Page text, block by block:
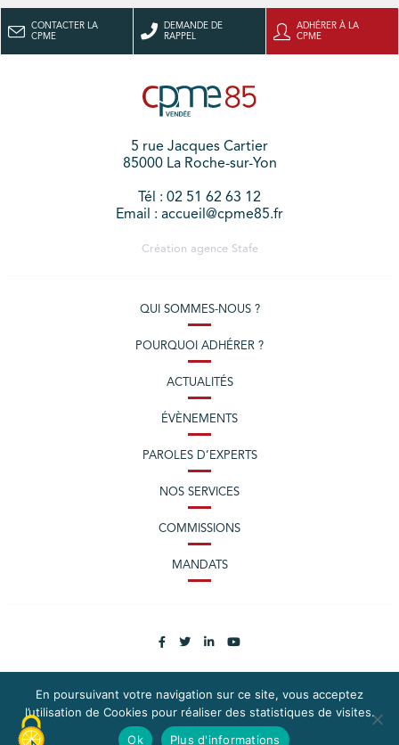
CONTACTER LA
CPME
DEMANDE DE
RAPPEL
ADHÉRER À LA
CPME
5 rue Jacques Cartier
85000 La Roche-sur-Yon
Tél : 02 51 62 63 12
Email : accueil@cpme85.fr
Création agence Stafe
QUI SOMMES-NOUS ?
POURQUOI ADHÉRER ?
ACTUALITÉS
ÉVÈNEMENTS
PAROLES D’EXPERTS
NOS SERVICES
COMMISSIONS
MANDATS
PLAN DU SITE
MENTIONS LÉGALES
En poursuivant votre navigation sur ce site, vous acceptez
l’utilisation de Cookies pour réaliser des statistiques de visites.
Ok
Plus d'informations